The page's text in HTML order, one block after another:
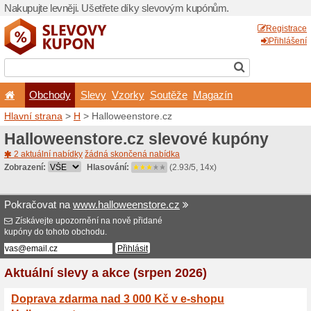
Nakupujte levněji.
Obchody
Hlavní strana>H>